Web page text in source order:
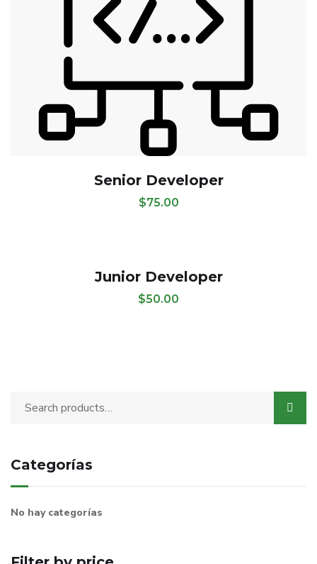
Senior Developer
$75.00
Junior Developer
$50.00
Categorías
No hay categorías